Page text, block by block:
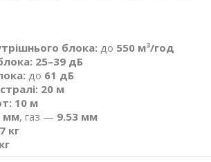
блока: до 550 м³/год
25–39 дБ
до 61 дБ
20 м
10 м
мм, газ — 9.53 мм
кг